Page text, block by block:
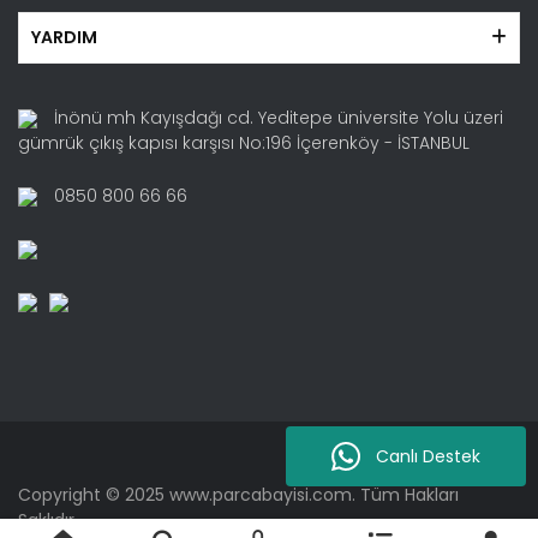
YARDIM
İnönü mh Kayışdağı cd. Yeditepe üniversite Yolu üzeri
gümrük çıkış kapısı karşısı No:196 İçerenköy - İSTANBUL
0850 800 66 66
Copyright © 2025 www.parcabayisi.com. Tüm Hakları
Saklıdır.
Canlı Destek